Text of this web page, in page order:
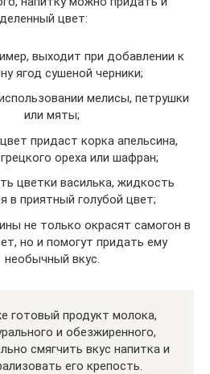
цвет:
выходит при добавлении к
ягод сушеной черники;
мелисы, петрушки
или мяты;
придаст корка апельсина,
ореха или шафран;
цветки василька, жидкость
в приятный голубой цвет;
не только окрасят самогон в
но и помогут придать ему
необычный вкус.
готовый продукт молока,
и обезжиренного,
смягчить вкус напитка и
его крепость.